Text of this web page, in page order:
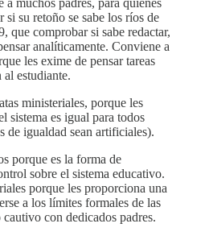
si su retoño se sabe los ríos de
que comprobar si sabe redactar,
analíticamente. Conviene a
les exime de pensar tareas
al estudiante.
ministeriales, porque les
sistema es igual para todos
de igualdad sean artificiales).
porque es la forma de
sobre el sistema educativo.
porque les proporciona una
a los límites formales de las
con dedicados padres.